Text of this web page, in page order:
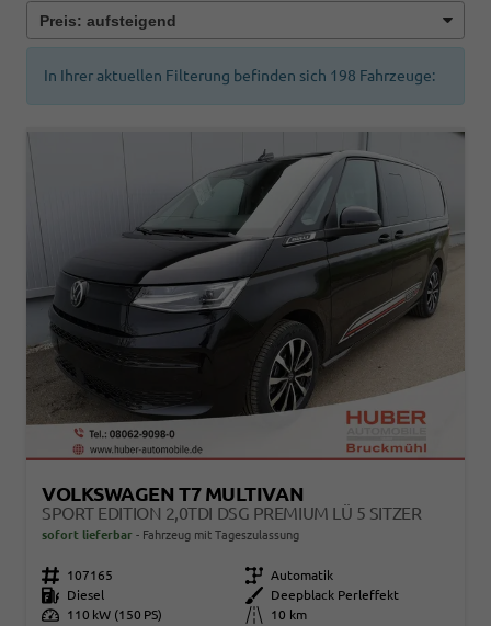
In Ihrer aktuellen Filterung befinden sich 198 Fahrzeuge:
VOLKSWAGEN T7 MULTIVAN
SPORT EDITION 2,0TDI DSG PREMIUM LÜ 5 SITZER
sofort lieferbar Fahrzeug mit Tageszulassung
Fahrzeugnr. 107165 Getriebe Automatik
Kraftstoff
Diesel Außenfarbe
Deepblack Perleffekt
Leistung
110 kW (150 PS) Kilometerstand
10 km